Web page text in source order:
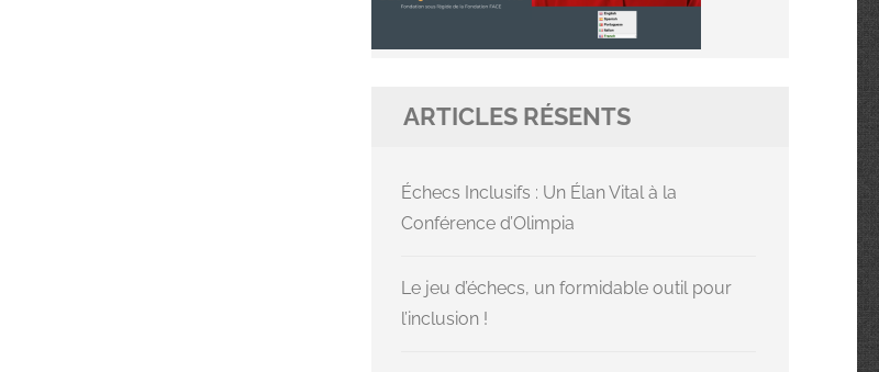
ARTICLES RÉSENTS
Échecs Inclusifs : Un Élan Vital à la
Conférence d’Olimpia
Le jeu d’échecs, un formidable outil pour
l’inclusion !